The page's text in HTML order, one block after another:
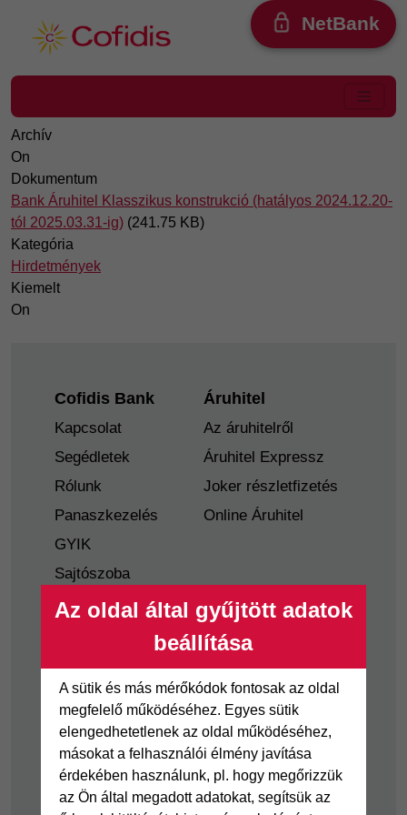
NetBank
Archív
On
Dokumentum
Bank Áruhitel Klasszikus konstrukció (hatályos 2024.12.20-
tól 2025.03.31-ig) (241.75 KB)
Kategória
Hirdetmények
Kiemelt
On
Az oldal által gyűjtött adatok
beállítása
A sütik és más mérőkódok fontosak az oldal
megfelelő működéséhez. Egyes sütik
elengedhetetlenek az oldal működéséhez,
másokat a felhasználói élmény javítása
érdekében használunk, pl. hogy megőrizzük
az Ön által megadott adatokat, segítsük az
Footer
Cofidis Bank
Kapcsolat
Segédletek
Rólunk
Panaszkezelés
GYIK
Sajtószoba
Nyilvánosságra
Visszaélés-bejelentés
Tájékoztató
fogyatékkal élő
ügyfelek részére
Áruhitel
Az áruhitelről
Áruhitel Expressz
Joker részletfizetés
Online Áruhitel
Hitelkártya
Cofidis Hitelkártya
Személyikölcsön
Cofidis személyi